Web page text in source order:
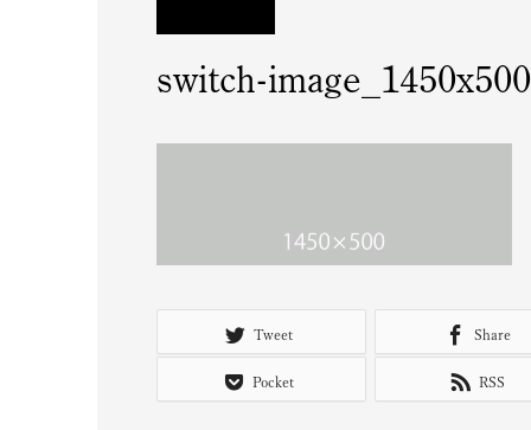
switch-image_1450x500
Tweet Share
Pocket RSS